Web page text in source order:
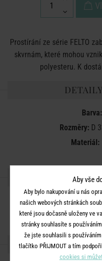
Prostírání ze série FELTO
skvrnám, které mohou
polyesteru. K
Barva:
Rozměry: D
Materiál:
DALŠÍ
Aby vše
Aby bylo nakupování u nás
našich webových stránkách
které jsou dočasně uloženy ve
stránky souhlasíte s
že jste souhlasili s
tlačítko PŘIJMOUT a tím
cookies si